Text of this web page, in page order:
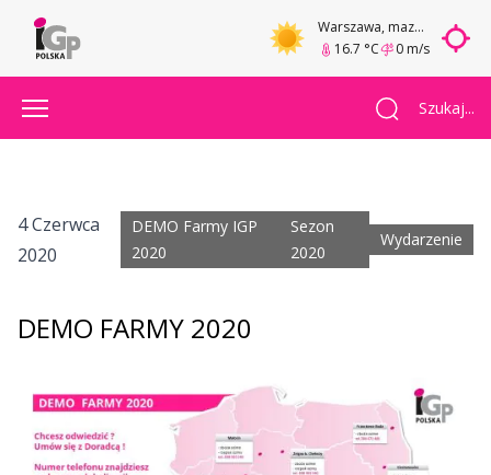
Warszawa, mazowieckie
16.7 °C
0 m/s
Szukaj...
4 Czerwca
2020
DEMO Farmy IGP
2020
Sezon
2020
Wydarzenie
DEMO FARMY 2020